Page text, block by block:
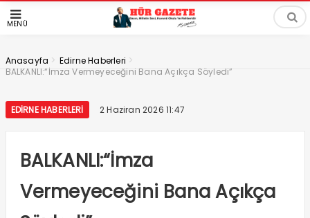
MENÜ
Anasayfa > Edirne Haberleri >
BALKANLI:“İmza Vermeyeceğini Bana Açıkça Söyledi”
EDIRNE HABERLERI 2 Haziran 2026 11:47
BALKANLI:“İmza
Vermeyeceğini Bana Açıkça